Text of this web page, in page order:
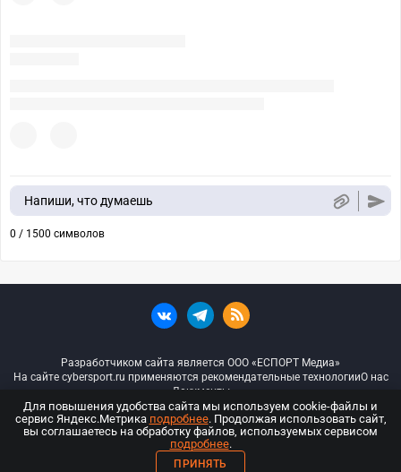
Напиши, что думаешь
0 / 1500 символов
Разработчиком сайта является ООО «ЕСПОРТ Медиа»
На сайте cybersport.ru применяются рекомендательные технологииО нас
Документы
© ООО «Киберспорт.ру» — Все права защищены
18+
Для повышения удобства сайта мы используем cookie-файлы и
сервис Яндекс.Метрика подробнее. Продолжая использовать сайт,
вы соглашаетесь на обработку файлов, используемых сервисом
подробнее.
ПРИНЯТЬ